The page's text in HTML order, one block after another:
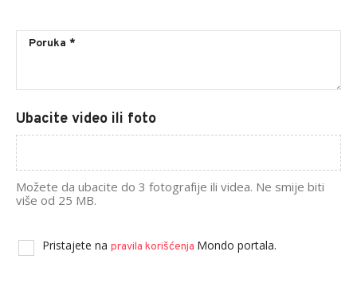
Ubacite video ili foto
Možete da ubacite do 3 fotografije ili videa. Ne smije biti
više od 25 MB.
Pristajete na pravila korišćenja Mondo portala.